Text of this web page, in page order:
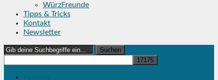
WürzFreunde
Tipps & Tricks
Kontakt
Newsletter
Search
for: